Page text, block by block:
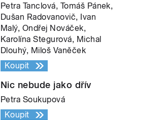
Petra Tanclová, Tomáš Pánek,
Dušan Radovanovič, Ivan
Malý, Ondřej Nováček,
Karolína Stegurová, Michal
Dlouhý, Miloš Vaněček
Koupit
Nic nebude jako dřív
Petra Soukupová
Koupit